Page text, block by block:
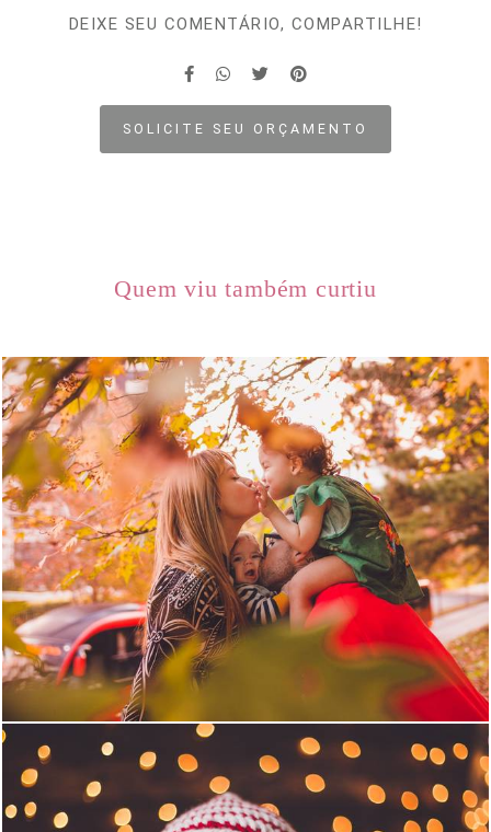
DEIXE SEU COMENTÁRIO, COMPARTILHE!
SOLICITE SEU ORÇAMENTO
Quem viu também curtiu
2114 0